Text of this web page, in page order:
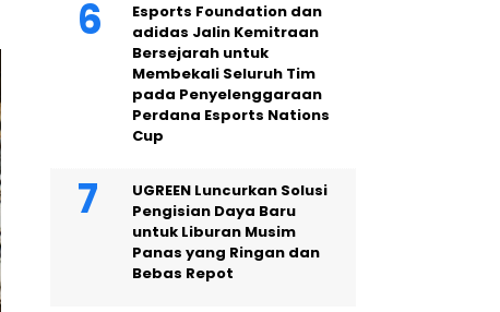
Esports Foundation dan
adidas Jalin Kemitraan
Bersejarah untuk
Membekali Seluruh Tim
pada Penyelenggaraan
Perdana Esports Nations
Cup
UGREEN Luncurkan Solusi
Pengisian Daya Baru
untuk Liburan Musim
Panas yang Ringan dan
Bebas Repot